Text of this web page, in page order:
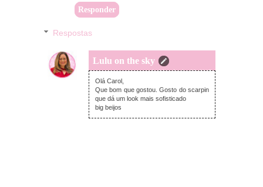
Responder
Respostas
Lulu on the sky
segunda-feira, junho 26, 2017
Olá Carol,
Que bom que gostou. Gosto do scarpin
que dá um look mais sofisticado
big beijos